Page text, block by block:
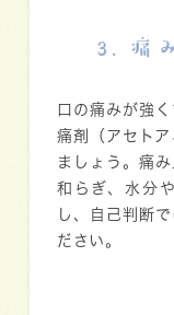
3. 痛
口の痛みが強
痛剤
（アセト
ましょう。痛
和らぎ、水分
し、自己判断
ださい。